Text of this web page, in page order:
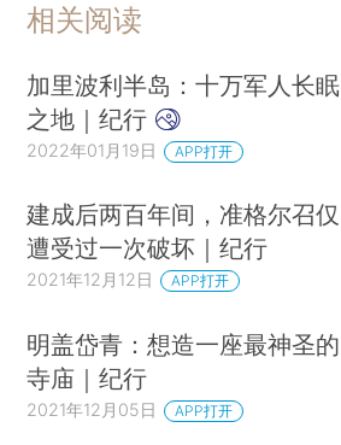
相关阅读
加里波利半岛：十万军人长眠
之地｜纪行
2022年01月19日 APP打开
建成后两百年间，准格尔召仅
遭受过一次破坏｜纪行
2021年12月12日 APP打开
明盖岱青：想造一座最神圣的
寺庙｜纪行
2021年12月05日 APP打开